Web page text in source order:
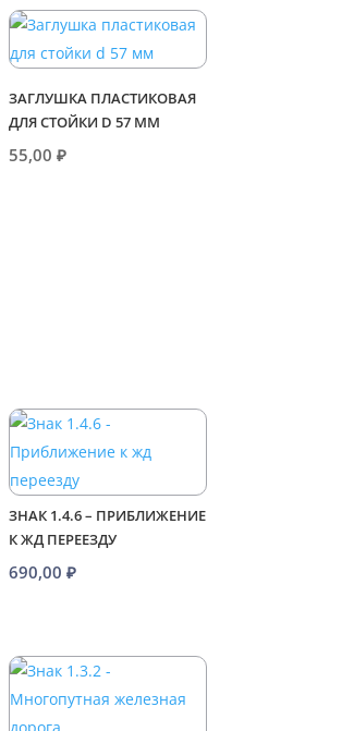
ЗАГЛУШКА ПЛАСТИКОВАЯ
ДЛЯ СТОЙКИ D 57 ММ
55,00 ₽
ЗНАК 1.4.6 – ПРИБЛИЖЕНИЕ
К ЖД ПЕРЕЕЗДУ
690,00 ₽